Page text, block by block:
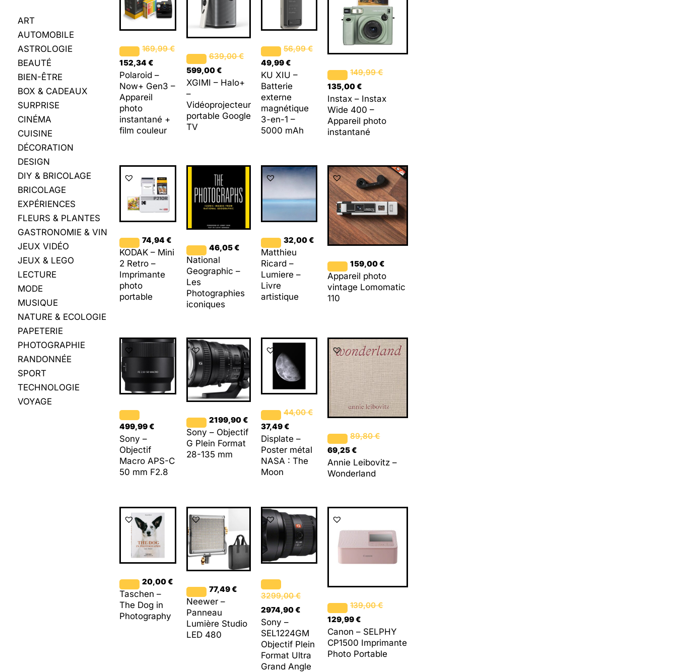
ART
AUTOMOBILE
ASTROLOGIE
BEAUTÉ
BIEN-ÊTRE
BOX & CADEAUX
SURPRISE
CINÉMA
CUISINE
DÉCORATION
DESIGN
DIY & BRICOLAGE
BRICOLAGE
EXPÉRIENCES
FLEURS & PLANTES
GASTRONOMIE & VIN
JEUX VIDÉO
JEUX & LEGO
LECTURE
MODE
MUSIQUE
NATURE & ECOLOGIE
PAPETERIE
PHOTOGRAPHIE
RANDONNÉE
SPORT
TECHNOLOGIE
VOYAGE
169,99€
était :
169,99 €.
152,34 €
est :
152,34 €.
Polaroid –
Now+ Gen3 –
Appareil
photo
instantané +
film couleur
639,00€
était :
639,00 €.
599,00€
XGIMI – Halo+
–
Vidéoprojecteur
portable Google
TV
56,99€
était :
56,99 €.
49,99€
49,99 €.
KU XIU –
Batterie
externe
magnétique
3-en-1 –
5000 mAh
149,99€
était :
149,99 €.
135,00€
est :
135,00 €.
Instax – Instax
Wide 400 –
Appareil photo
instantané
74,94 €
KODAK – Mini
2 Retro –
Imprimante
photo
portable
46,05€
National
Geographic –
Les
Photographies
iconiques
32,00€
Matthieu
Ricard –
Lumiere –
Livre
artistique
159,00€
Appareil photo
vintage Lomomatic
110
499,99€
Sony –
Objectif
Macro APS-C
50 mm F2.8
2199,90€
Sony – Objectif
G Plein Format
28-135 mm
44,00€
Le
prix
initial
était :
44,00 €.
37,49€
Le
actuel
est :
37,49 €.
Displate –
Poster métal
NASA : The
Moon
89,80€
Le
prix
initial
était :
89,80 €.
69,25€
Le
prix
actuel
est :
69,25 €.
Annie Leibovitz –
Wonderland
20,00€
Taschen –
The Dog in
Photography
77,49€
Neewer –
Panneau
Lumière Studio
LED 480
3299,00€
Le
prix
initial
était :
3299,00 €.
2974,90€
Le
prix
actuel
est :
2974,90 €.
Sony –
SEL1224GM
Objectif Plein
Format Ultra
Grand Angle
139,00€
Le
prix
initial
était :
139,00 €.
129,99€
Le
actuel
est :
129,99 €.
Canon – SELPHY
CP1500 Imprimante
Photo Portable